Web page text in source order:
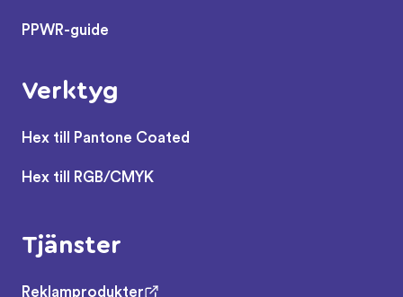
PPWR-guide
Verktyg
Hex till Pantone Coated
Hex till RGB/CMYK
Tjänster
Reklamprodukter